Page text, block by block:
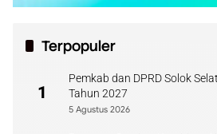
Terpopuler
1
Pemkab dan DPRD Solok
Tahun 2027
5 Agustus 2026